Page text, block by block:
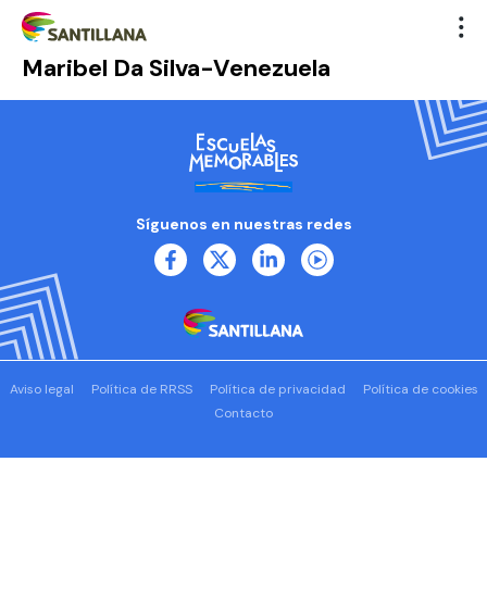
Maribel Da Silva-Venezuela
Síguenos en nuestras redes
Aviso legal Política de RRSS Política de privacidad
Política de cookies
Contacto